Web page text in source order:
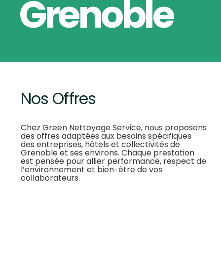
Grenoble
Nos Offres
Chez Green Nettoyage Service, nous proposons
des offres adaptées aux besoins spécifiques
des entreprises, hôtels et collectivités de
Grenoble et ses environs. Chaque prestation
est pensée pour allier performance, respect de
l’environnement et bien-être de vos
collaborateurs.